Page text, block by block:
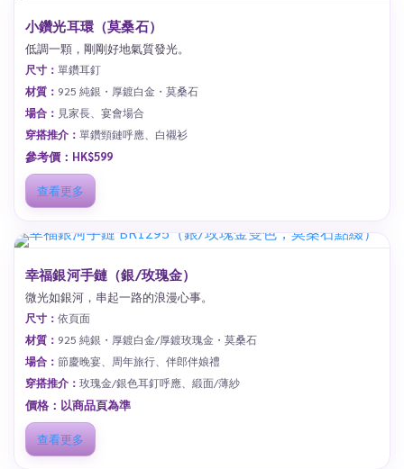
小鑽光耳環（莫桑石）
低調一顆，剛剛好地氣質發光。
尺寸： 單鑽耳釘
材質： 925 純銀・厚鍍白金・莫桑石
場合： 見家長、宴會場合
穿搭推介： 單鑽頸鏈呼應、白襯衫
參考價：HK$599
查看更多
幸福銀河手鏈（銀/玫瑰金）
微光如銀河，串起一路的浪漫心事。
尺寸： 依頁面
材質： 925 純銀・厚鍍白金/厚鍍玫瑰金・莫桑石
場合： 節慶晚宴、周年旅行、伴郎伴娘禮
穿搭推介： 玫瑰金/銀色耳釘呼應、緞面/薄紗
價格：以商品頁為準
查看更多